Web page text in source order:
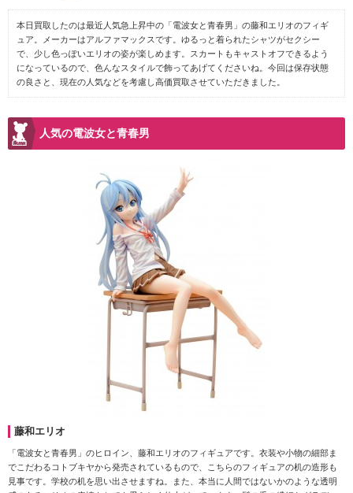
本日買取したのは最近人気急上昇中の「電波女と青春男」の藤和エリオのフィギ
ュア。メーカーはアルファマックスです。ゆるっと着られたシャツがセクシー
で、少し色っぽいエリオの姿が楽しめます。スカートもキャストオフできるよう
になっているので、色んなスタイルで飾ってあげてくださいね。今回は保存状態
の良さと、現在の人気などを考慮し高価買取させていただきました。
人気の電波女と青春男
藤和エリオ
「電波女と青春男」のヒロイン、藤和エリオのフィギュアです。衣装や小物の細部ま
でこだわるコトブキヤから発売されているもので、こちらのフィギュアの机の造形も
見事です。学校の机を思い出させますね。また、本当に人間ではないかのような透明